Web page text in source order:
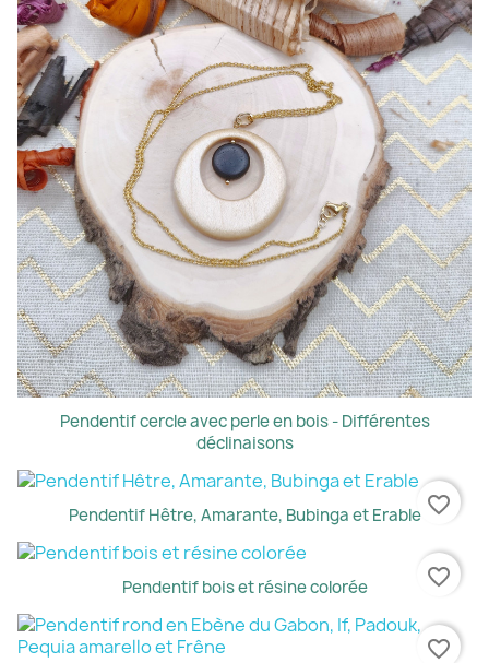
Pendentif cercle avec perle en bois - Différentes
déclinaisons
Pendentif Hêtre, Amarante, Bubinga et Erable favorite_border
Pendentif bois et résine colorée favorite_border
favorite_border